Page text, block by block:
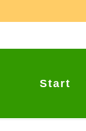
Start